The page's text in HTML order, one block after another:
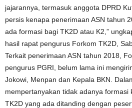
jajarannya, termasuk anggota DPRD
persis kenapa penerimaan ASN tahun
ada formasi bagi TK2D atau K2,”
hasil rapat pengurus Forkom TK2D,
Terkait penerimaan ASN tahun 2018,
pengurus PGRI, belum lama ini
Jokowi, Menpan dan Kepala BKN.
mempertanyakan tidak adanya formasi
TK2D yang ada ditanding dengan